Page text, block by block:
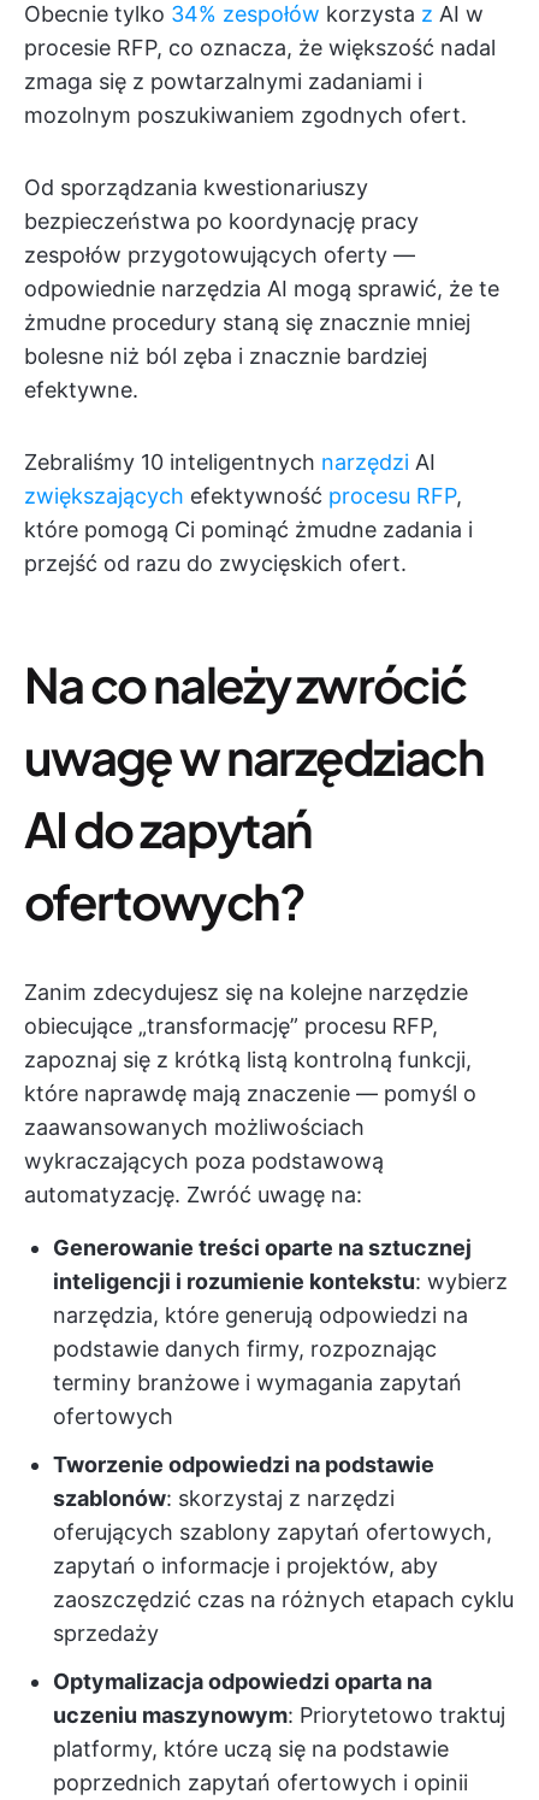
Obecnie tylko 34% zespołów korzysta z AI w
procesie RFP, co oznacza, że większość nadal
zmaga się z powtarzalnymi zadaniami i
mozolnym poszukiwaniem zgodnych ofert.
Od sporządzania kwestionariuszy
bezpieczeństwa po koordynację pracy
zespołów przygotowujących oferty —
odpowiednie narzędzia AI mogą sprawić, że te
żmudne procedury staną się znacznie mniej
bolesne niż ból zęba i znacznie bardziej
efektywne.
Zebraliśmy 10 inteligentnych narzędzi AI
zwiększających efektywność procesu RFP,
które pomogą Ci pominąć żmudne zadania i
przejść od razu do zwycięskich ofert.
Na co należy zwrócić
uwagę w narzędziach
AI do zapytań
ofertowych?
Zanim zdecydujesz się na kolejne narzędzie
obiecujące „transformację” procesu RFP,
zapoznaj się z krótką listą kontrolną funkcji,
które naprawdę mają znaczenie — pomyśl o
zaawansowanych możliwościach
wykraczających poza podstawową
automatyzację. Zwróć uwagę na:
Generowanie treści oparte na sztucznej
inteligencji i rozumienie kontekstu: wybierz
narzędzia, które generują odpowiedzi na
podstawie danych firmy, rozpoznając
terminy branżowe i wymagania zapytań
ofertowych
Tworzenie odpowiedzi na podstawie
szablonów: skorzystaj z narzędzi
oferujących szablony zapytań ofertowych,
zapytań o informacje i projektów, aby
zaoszczędzić czas na różnych etapach cyklu
sprzedaży
Optymalizacja odpowiedzi oparta na
uczeniu maszynowym: Priorytetowo traktuj
platformy, które uczą się na podstawie
poprzednich zapytań ofertowych i opinii